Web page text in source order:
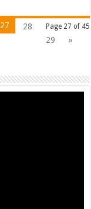
Page 27 of 45
27
28
29
»